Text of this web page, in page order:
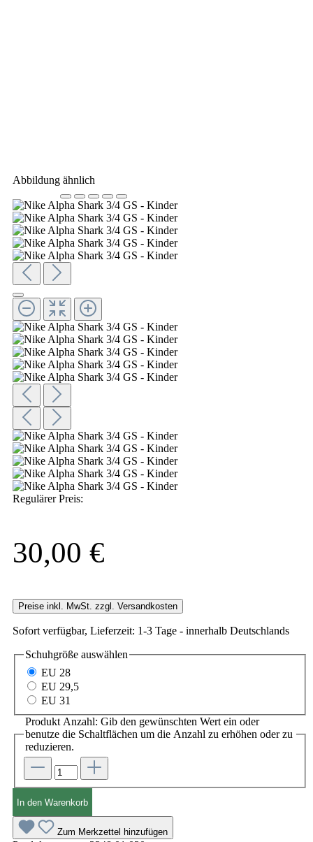
Abbildung ähnlich
Regulärer Preis:
30,00 €
Preise inkl. MwSt. zzgl. Versandkosten
Sofort verfügbar, Lieferzeit: 1-3 Tage - innerhalb Deutschlands
Schuhgröße auswählen
EU 28
EU 29,5
EU 31
Produkt Anzahl: Gib den gewünschten Wert ein oder
benutze die Schaltflächen um die Anzahl zu erhöhen oder zu
reduzieren.
In den Warenkorb
Zum Merkzettel hinzufügen